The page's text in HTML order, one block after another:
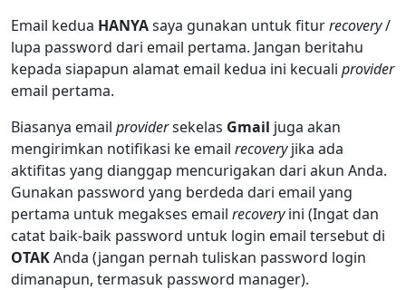
Email kedua HANYAsaya gunakan untuk fiturrecovery/
lupa password dari email pertama. Jangan beritahu
kepada siapapun alamat email kedua ini kecuali provider
email pertama.
Biasanya email providersekelas Gmail juga akan
mengirimkan notifikasi ke email recoveryjika ada
aktifitas yang dianggap mencurigakan dari akun Anda.
Gunakan password yang berdeda dari email yang
pertama untuk megakses email recoveryini (Ingat dan
catat baik-baik password untuk login email tersebut di
OTAKAnda (jangan pernah tuliskan password login
dimanapun, termasuk password manager).